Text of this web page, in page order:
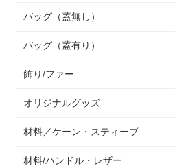
バッグ（蓋無し）
バッグ（蓋有り）
飾り/ファー
オリジナルグッズ
材料／ケーン・スティーブ
材料/ハンドル・レザー